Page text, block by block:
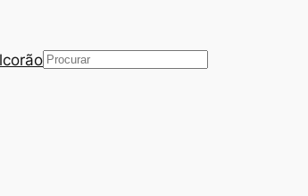
Pesquisar